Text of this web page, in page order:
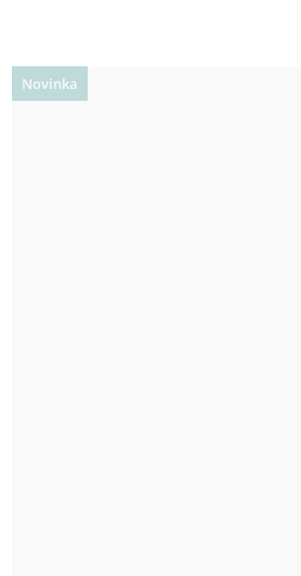
Novinka